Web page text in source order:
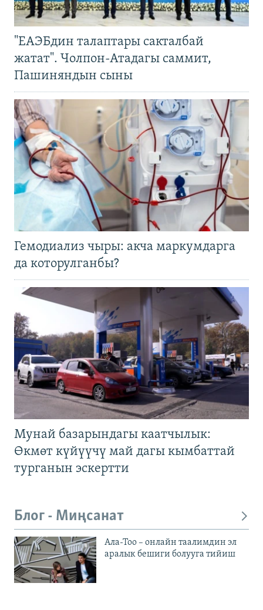
"ЕАЭБдин талаптары сакталбай
жатат". Чолпон-Атадагы саммит,
Пашиняндын сыны
Гемодиализ чыры: акча маркумдарга
да которулганбы?
Мунай базарындагы каатчылык:
Өкмөт күйүүчү май дагы кымбаттай
турганын эскертти
Блог - Миңсанат
Ала-Тоо – онлайн таалимдин эл
аралык бешиги болууга тийиш